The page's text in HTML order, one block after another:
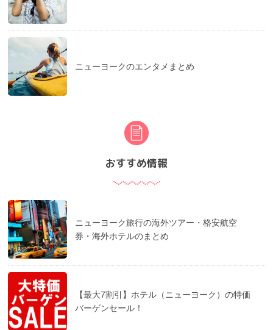
ニューヨークのエンタメまとめ
おすすめ情報
ニューヨーク旅行の海外ツアー・格安航空
券・海外ホテルのまとめ
【最大7割引】ホテル（ニューヨーク）の特価
バーゲンセール！